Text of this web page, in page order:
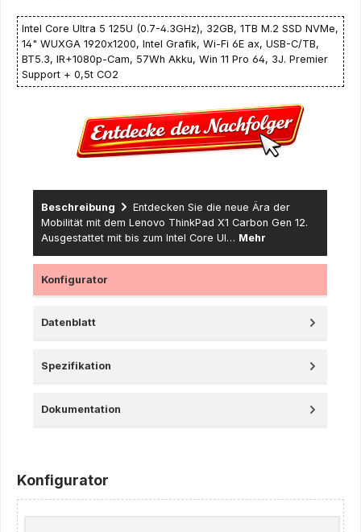
Intel Core Ultra 5 125U (0.7-4.3GHz), 32GB, 1TB M.2 SSD NVMe,
14" WUXGA 1920x1200, Intel Grafik, Wi-Fi 6E ax, USB-C/TB,
BT5.3, IR+1080p-Cam, 57Wh Akku, Win 11 Pro 64, 3J. Premier
Support + 0,5t CO2
Beschreibung
Entdecken Sie die neue Ära der
Mobilität mit dem Lenovo ThinkPad X1 Carbon Gen 12.
Ausgestattet mit bis zum Intel Core Ul… Mehr
Konfigurator
Datenblatt
Spezifikation
Dokumentation
Konfigurator